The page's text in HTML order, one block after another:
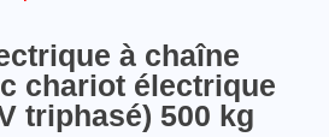
à chaîne
chariot électrique
triphasé) 500 kg